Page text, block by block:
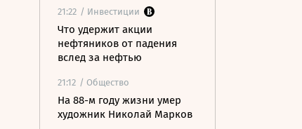
21:22 / Инвестиции
Что удержит акции
нефтяников от падения
вслед за нефтью
21:12 / Общество
На 88-м году жизни умер
художник Николай Марков